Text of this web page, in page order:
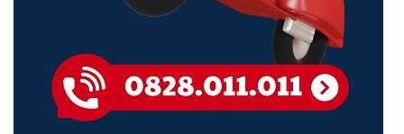
mặt trời với giá đỡ có thể điều chỉnh góc.
Tấm pin mặt trời cao cấp được chế
tạo từ các tế bào silicon đơn tinh thể khai thác năng lượng mặt trời
hiệu quả hơn so với các tấm pin truyền thống, giúp các thiết bị của
bạn luôn được sạc và sẵn sàng hoạt động.